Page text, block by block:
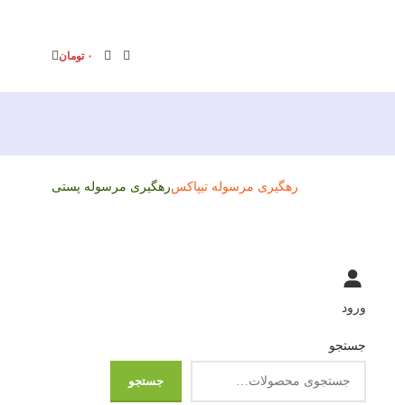
۰ تومان
رهگیری مرسوله تیپاکسرهگیری مرسوله پستی
ورود
جستجو
جستجو